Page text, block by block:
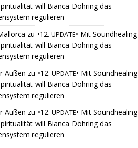
will Bianca Döhring das
regulieren
zu •12. UPDATE• Mit Soundhealing
will Bianca Döhring das
regulieren
Außen zu •12. UPDATE• Mit Soundhealing
will Bianca Döhring das
regulieren
Außen zu •12. UPDATE• Mit Soundhealing
will Bianca Döhring das
regulieren